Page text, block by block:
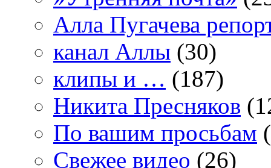
Алла Пугачева
канал Аллы (30)
клипы и … (187)
Никита Пресняков
По вашим просьбам
Свежее видео (26)